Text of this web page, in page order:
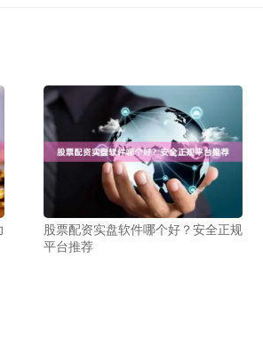
股票配资实盘软件哪个好？安全正规
平台推荐